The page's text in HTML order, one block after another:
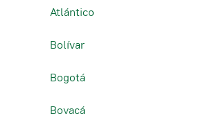
Atlántico
Bolívar
Bogotá
Boyacá